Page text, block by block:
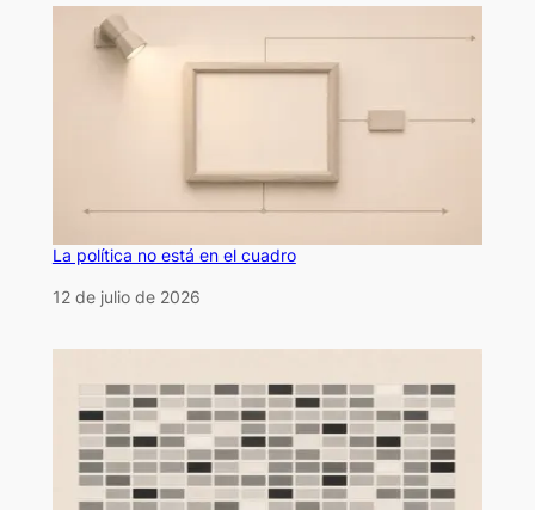
La política no está en el cuadro
Fecha
12 de julio de 2026